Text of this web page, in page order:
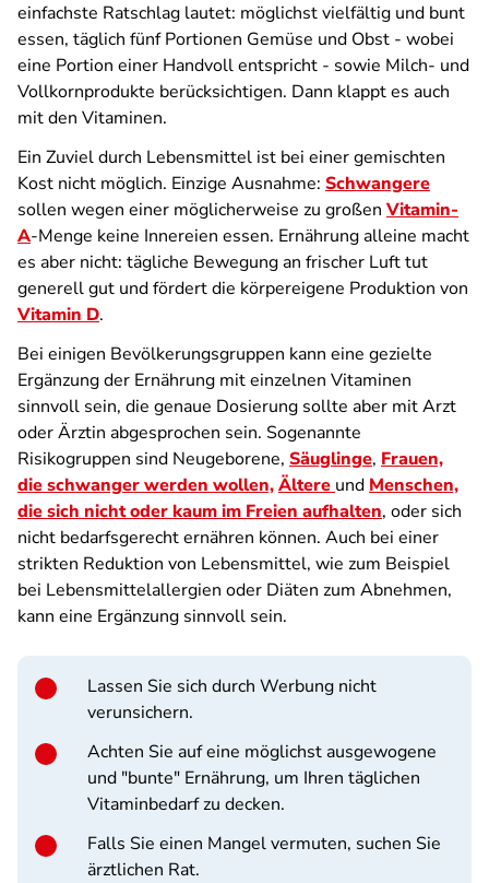
einfachste Ratschlag lautet: möglichst vielfältig und bunt
essen, täglich fünf Portionen Gemüse und Obst - wobei
eine Portion einer Handvoll entspricht - sowie Milch- und
Vollkornprodukte berücksichtigen. Dann klappt es auch
mit den Vitaminen.
Ein Zuviel durch Lebensmittel ist bei einer gemischten
Kost nicht möglich. Einzige Ausnahme: Schwangere
sollen wegen einer möglicherweise zu großen Vitamin-
A-Menge keine Innereien essen. Ernährung alleine macht
es aber nicht: tägliche Bewegung an frischer Luft tut
generell gut und fördert die körpereigene Produktion von
Vitamin D.
Bei einigen Bevölkerungs­gruppen kann eine gezielte
Ergänzung der Ernährung mit einzelnen Vitaminen
sinnvoll sein, die genaue Dosierung sollte aber mit Arzt
oder Ärztin abgesprochen sein. Sogenannte
Risikogruppen sind Neugeborene, Säuglinge, Frauen,
die schwanger werden wollen,Ältere und Menschen,
die sich nicht oder kaum im Freien aufhalten, oder sich
nicht bedarfsgerecht ernähren können. Auch bei einer
strikten Reduktion von Lebensmittel, wie zum Beispiel
bei Lebensmittelallergien oder Diäten zum Abnehmen,
kann eine Ergänzung sinnvoll sein.
Lassen Sie sich durch Werbung nicht
verunsichern.
Achten Sie auf eine möglichst ausgewogene
und "bunte" Ernährung, um Ihren täglichen
Vitaminbedarf zu decken.
Falls Sie einen Mangel vermuten, suchen Sie
ärztlichen Rat.